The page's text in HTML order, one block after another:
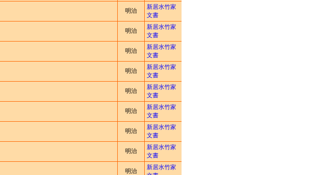
明治
新居水竹家
文書
明治
新居水竹家
文書
明治
新居水竹家
文書
明治
新居水竹家
文書
明治
新居水竹家
文書
明治
新居水竹家
文書
明治
新居水竹家
文書
明治
新居水竹家
文書
明治
新居水竹家